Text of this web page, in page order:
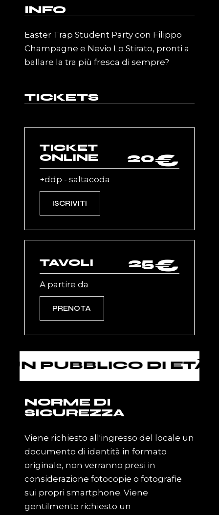
INFO
Easter Trap Student Party con Filippo
Champagne e Nevio Lo Stirato, pronti a
ballare la tra più fresca di sempre?
TICKETS
TICKET
ONLINE
20€
+ddp - saltacoda
ISCRIVITI
TAVOLI 25€
A partire da
PRENOTA
PUBBLICO DI ETÀ
NORME DI
SICUREZZA
Viene richiesto all'ingresso del locale un
documento di identità in formato
originale, non verranno presi in
considerazione fotocopie o fotografie
sui propri smartphone. Viene
gentilmente richiesto un